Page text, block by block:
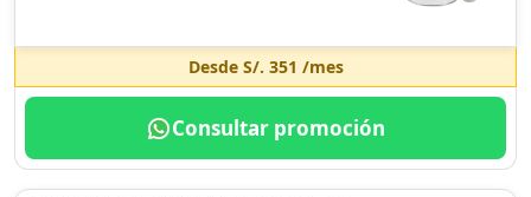
Desde S/. 351 /mes
Consultar promoción